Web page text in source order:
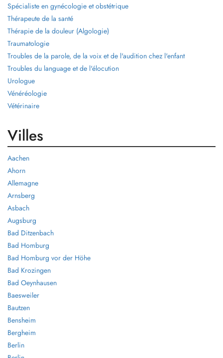
Spécialiste en gynécologie et obstétrique
Thérapeute de la santé
Thérapie de la douleur (Algologie)
Traumatologie
Troubles de la parole, de la voix et de l'audition chez l'enfant
Troubles du language et de l'élocution
Urologue
Vénéréologie
Vétérinaire
Villes
Aachen
Ahorn
Allemagne
Arnsberg
Asbach
Augsburg
Bad Ditzenbach
Bad Homburg
Bad Homburg vor der Höhe
Bad Krozingen
Bad Oeynhausen
Baesweiler
Bautzen
Bensheim
Bergheim
Berlin